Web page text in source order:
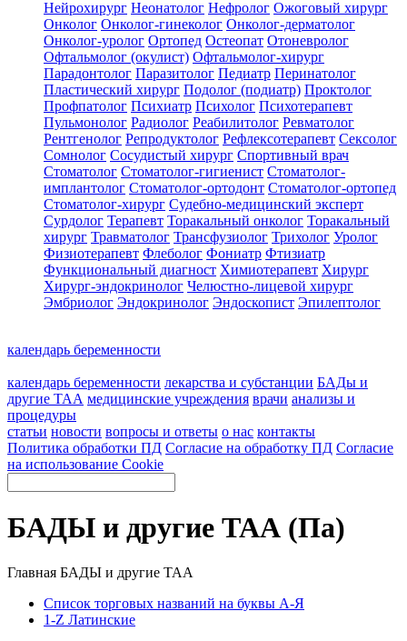
Нейрохирург Неонатолог Нефролог Ожоговый хирург
Онколог Онколог-гинеколог Онколог-дерматолог
Онколог-уролог Ортопед Остеопат Отоневролог
Офтальмолог (окулист) Офтальмолог-хирург
Парадонтолог Паразитолог Педиатр Перинатолог
Пластический хирург Подолог (подиатр) Проктолог
Профпатолог Психиатр Психолог Психотерапевт
Пульмонолог Радиолог Реабилитолог Ревматолог
Рентгенолог Репродуктолог Рефлексотерапевт Сексолог
Сомнолог Сосудистый хирург Спортивный врач
Стоматолог Стоматолог-гигиенист Стоматолог-
имплантолог Стоматолог-ортодонт Стоматолог-ортопед
Стоматолог-хирург Судебно-медицинский эксперт
Сурдолог Терапевт Торакальный онколог Торакальный
хирург Травматолог Трансфузиолог Трихолог Уролог
Физиотерапевт Флеболог Фониатр Фтизиатр
Функциональный диагност Химиотерапевт Хирург
Хирург-эндокринолог Челюстно-лицевой хирург
Эмбриолог Эндокринолог Эндоскопист Эпилептолог
календарь беременности
календарь беременности лекарства и субстанции БАДы и
другие ТАА медицинские учреждения врачи анализы и
процедуры
статьи новости вопросы и ответы о нас контакты
Политика обработки ПД Согласие на обработку ПД Согласие
на использование Cookie
БАДЫ и другие ТАА (Па)
Главная БАДЫ и другие ТАА
Список торговых названий на буквы А-Я
1-Z Латинские